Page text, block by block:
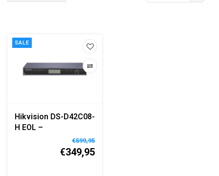
SALE
Hikvision DS-D42C08-
H EOL –
Geavanceerde LED
Controller met 8
€599,95
€349,95